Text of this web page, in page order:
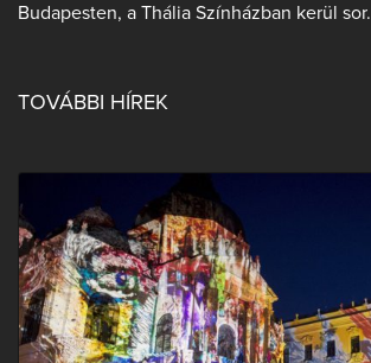
TOVÁBBI HÍREK
Budapesten, a Thália Színházban kerül sor.